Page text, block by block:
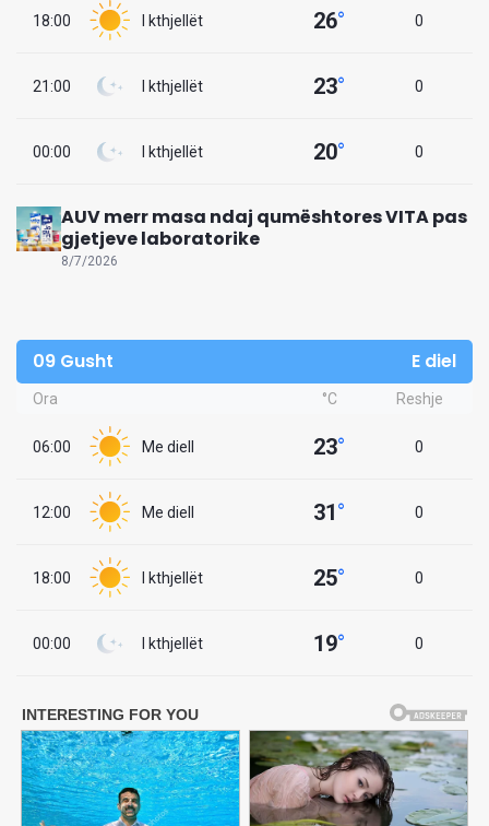
18:00 I kthjellët 26° 0
21:00 I kthjellët 23° 0
00:00 I kthjellët 20° 0
AUV merr masa ndaj qumështores VITA pas
gjetjeve laboratorike
8/7/2026
09 Gusht E diel
Ora °C Reshje
06:00 Me diell 23° 0
12:00 Me diell 31° 0
18:00 I kthjellët 25° 0
00:00 I kthjellët 19° 0